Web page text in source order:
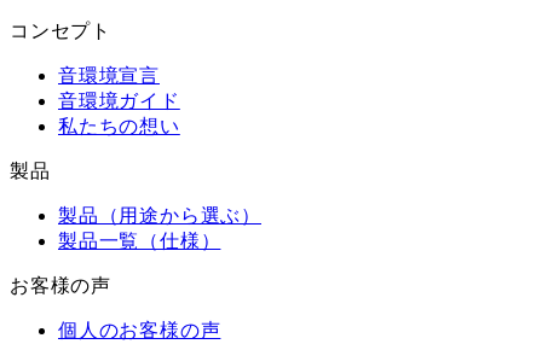
コンセプト
音環境宣言
音環境ガイド
私たちの想い
製品
製品（用途から選ぶ）
製品一覧（仕様）
お客様の声
個人のお客様の声